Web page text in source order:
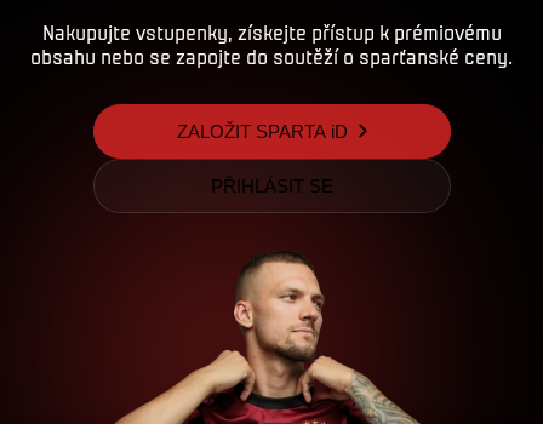
Nakupujte vstupenky, získejte přístup k prémiovému
obsahu nebo se zapojte do soutěží o sparťanské ceny.
ZALOŽIT SPARTA iD
PŘIHLÁSIT SE